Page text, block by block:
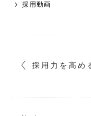
採用動画
採用力を高め